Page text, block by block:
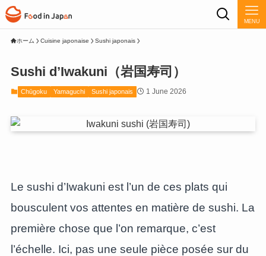
MENU
ホーム Cuisine japonaise Sushi japonais
Sushi d’Iwakuni（岩国寿司）
Chūgoku Yamaguchi Sushi japonais 1 June 2026
Le sushi d’Iwakuni est l’un de ces plats qui
bousculent vos attentes en matière de sushi. La
première chose que l’on remarque, c’est
l’échelle. Ici, pas une seule pièce posée sur du